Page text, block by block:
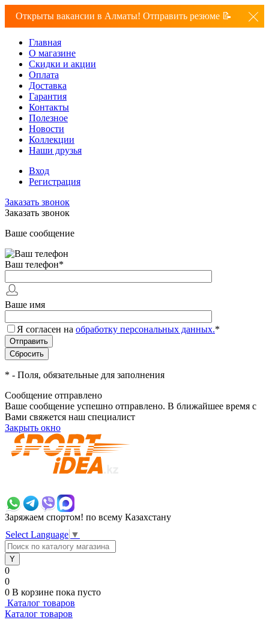
Открыты вакансии в Алматы! Отправить резюме 📝
Главная
О магазине
Скидки и акции
Оплата
Доставка
Гарантия
Контакты
Полезное
Новости
Коллекции
Наши друзья
Вход
Регистрация
Заказать звонок
Заказать звонок
Ваше сообщение
Ваш телефон*
Ваше имя
Я согласен на обработку персональных данных.*
* - Поля, обязательные для заполнения
Сообщение отправлено
Ваше сообщение успешно отправлено. В ближайшее время с
Вами свяжется наш специалист
Закрыть окно
Заряжаем спортом! по всему Казахстану
Select Language ▼
0
0
0 В корзине пока пусто
Каталог товаров
Каталог товаров